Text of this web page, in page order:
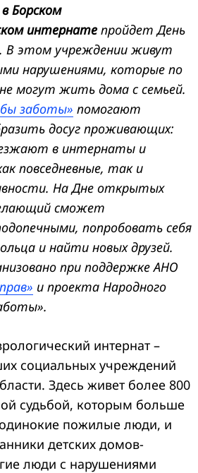
Борском
интернате пройдет День
В этом учреждении живут
нарушениями, которые по
могут жить дома с семьей.
заботы» помогают
досуг проживающих:
в интернаты и
повседневные, так и
На Дне открытых
сможет
попробовать себя
и найти новых друзей.
при поддержке АНО
и проекта Народного
интернат –
социальных учреждений
Здесь живет более 800
судьбой, которым больше
одинокие пожилые люди, и
детских домов-
люди с нарушениями